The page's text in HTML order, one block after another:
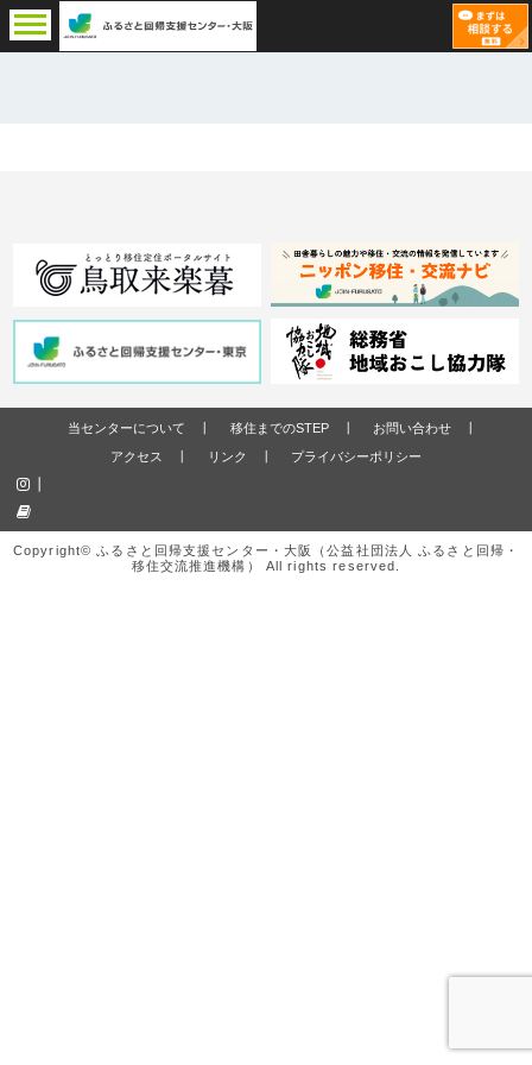
当センターについて 移住までのSTEP
お問い合わせ
アクセス
リンク プライバシーポリシー
Copyright© ふるさと回帰支援センター・大阪（公益社団法人 ふるさと回帰・
移住交流推進機構） All rights reserved.